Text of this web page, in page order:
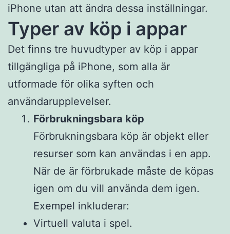
iPhone utan att ändra dessa inställningar.
Typer av köp i appar
Det finns tre huvudtyper av köp i appar
tillgängliga på iPhone, som alla är
utformade för olika syften och
användarupplevelser.
Förbrukningsbara köp
Förbrukningsbara köp är objekt eller
resurser som kan användas i en app.
När de är förbrukade måste de köpas
igen om du vill använda dem igen.
Exempel inkluderar:
Virtuell valuta i spel.